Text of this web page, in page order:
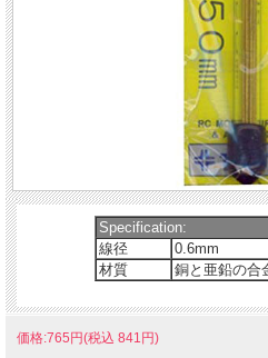
Specification:
線径
0.6mm
材質
銅と亜鉛の合
価格:765円(税込 841円)